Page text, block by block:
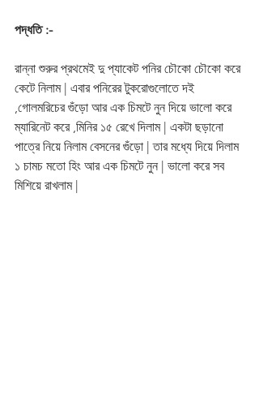
পদ্ধতি :-
রান্না শুরুর প্রথমেই দু প্যাকেট পনির চৌকো চৌকো করে
কেটে নিলাম | এবার পনিরের টুকরোগুলোতে দই
,গোলমরিচের গুঁড়ো আর এক চিমটে নুন দিয়ে ভালো করে
ম্যারিনেট করে ,মিনির ১৫ রেখে দিলাম | একটা ছড়ানো
পাত্রে নিয়ে নিলাম বেসনের গুঁড়ো | তার মধ্যে দিয়ে দিলাম
১ চামচ মতো হিং আর এক চিমটে নুন | ভালো করে সব
মিশিয়ে রাখলাম |